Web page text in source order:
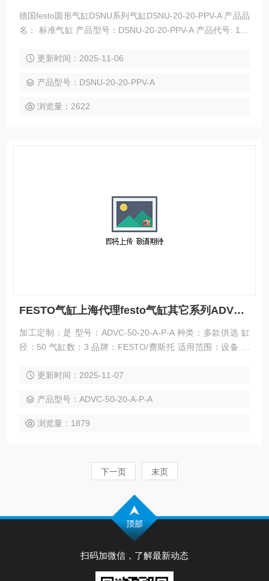
德国festo圆形气缸DSNU系列气缸DSNU-20-20-PPV-A 产品品
名： 标准气缸 产品型号：DSNU-20-20-PPV-A 产品代号: 190
带 非 接 触 式 感 测. 多 中 安 装 方 式, 带 或 不 带 安 装 附
更新时间：2025-11-06
产品型号：DSNU-20-20-PPV-A
浏览量：2622
FESTO气缸上海代理festo气缸其它系列ADVC短行程气缸
加工定制：是 型号：ADVC-50-20-A-P-A 种类：多款供选 缸
径：50 气缸数：3 品牌：FESTO/费斯托 适用范围：设备 理
O气缸上海代理festo气缸其它系列ADVC短行程气缸
更新时间：2025-11-07
产品型号：ADVC-50-20-A-P-A
浏览量：1879
下一页 末页
扫码加微信，了解最新动态